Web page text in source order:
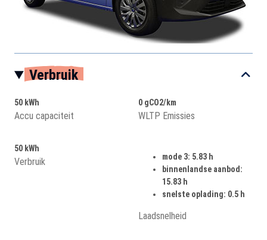
Verbruik
50 kWh
Accu capaciteit
0 gCO2/km
WLTP Emissies
50 kWh
Verbruik
mode 3: 5.83 h
binnenlandse aanbod:
15.83 h
snelste oplading: 0.5 h
Laadsnelheid